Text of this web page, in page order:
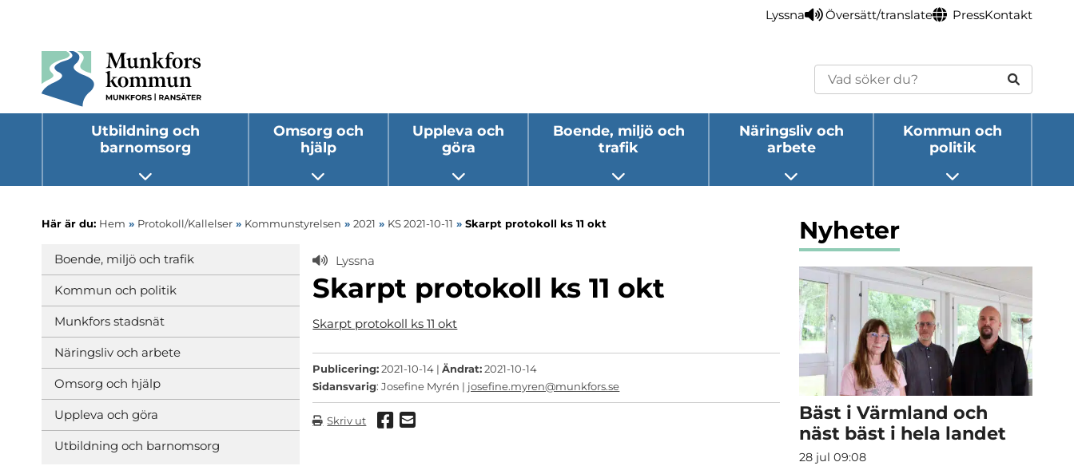
Lyssna Översätt/translate PressKontakt
Sök
Utbildning och
barnomsorg
Öppna undermeny
Omsorg och
hjälp
Öppna undermeny
Uppleva och
göra
Öppna undermeny
Boende, miljö och
trafik
Öppna undermeny
Näringsliv och
arbete
Öppna undermeny
Kommun och
politik
Öppna undermeny
Här är du: Hem » Protokoll/Kallelser » Kommunstyrelsen » 2021 » KS 2021-10-11 » Skarpt protokoll ks 11 okt
Boende, miljö och trafik
Kommun och politik
Munkfors stadsnät
Näringsliv och arbete
Omsorg och hjälp
Uppleva och göra
Utbildning och barnomsorg
Lyssna
Skarpt protokoll ks 11 okt
Skarpt protokoll ks 11 okt
Publicering:2021-10-14 |Ändrat:2021-10-14
Sidansvarig: Josefine Myrén | josefine.myren@munkfors.se
Skriv ut Dela via Facebook
Dela via mail
Nyheter
Bäst i Värmland och
näst bäst i hela landet
28 jul 09:08